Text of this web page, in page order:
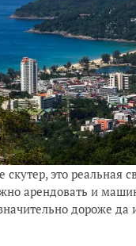
скутер, это реальная
арендовать и
дороже да